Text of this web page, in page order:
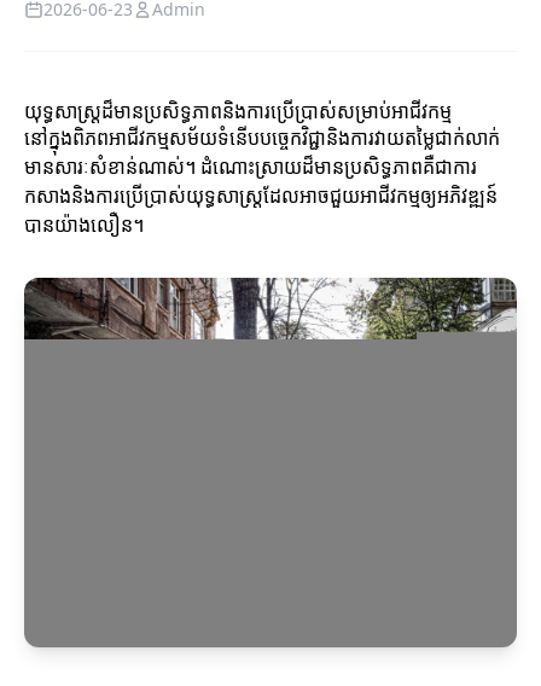
2026-06-23 Admin
យុទ្ធសាស្ត្រដ៏មានប្រសិទ្ធភាពនិងការប្រើប្រាស់សម្រាប់អាជីវកម្ម
នៅក្នុងពិភពអាជីវកម្មសម័យទំនើបបច្ចេកវិជ្ជានិងការវាយតម្លៃជាក់លាក់
មានសារៈសំខាន់ណាស់។ ដំណោះស្រាយដ៏មានប្រសិទ្ធភាពគឺជាការ
កសាងនិងការប្រើប្រាស់យុទ្ធសាស្ត្រដែលអាចជួយអាជីវកម្មឲ្យអភិវឌ្ឍន៍
បានយ៉ាងលឿន។